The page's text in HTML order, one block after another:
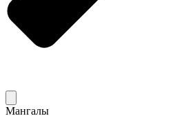
Мангалы